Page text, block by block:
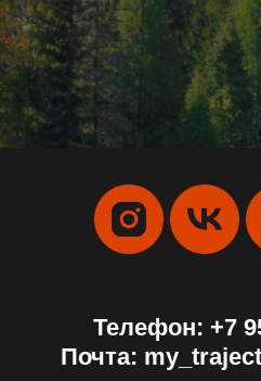
Телефон: +7
Почта: